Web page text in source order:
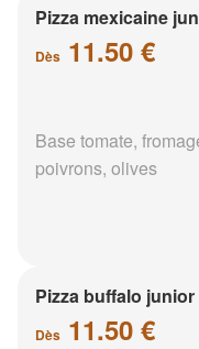
Pizza mexicaine
Dès 11.50 €
Base tomate,
poivrons, olives
Pizza buffalo junior
Dès 11.50 €